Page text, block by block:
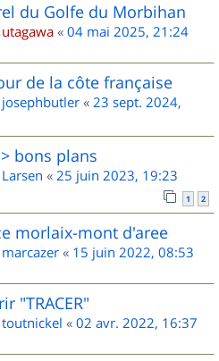
du Golfe du Morbihan
utagawa « 04 mai 2025, 21:24
de la côte française
josephbutler « 23 sept. 2024,
bons plans
Larsen « 25 juin 2023, 19:23
1 2
morlaix-mont d'aree
marcazer « 15 juin 2022, 08:53
"TRACER"
toutnickel « 02 avr. 2022, 16:37